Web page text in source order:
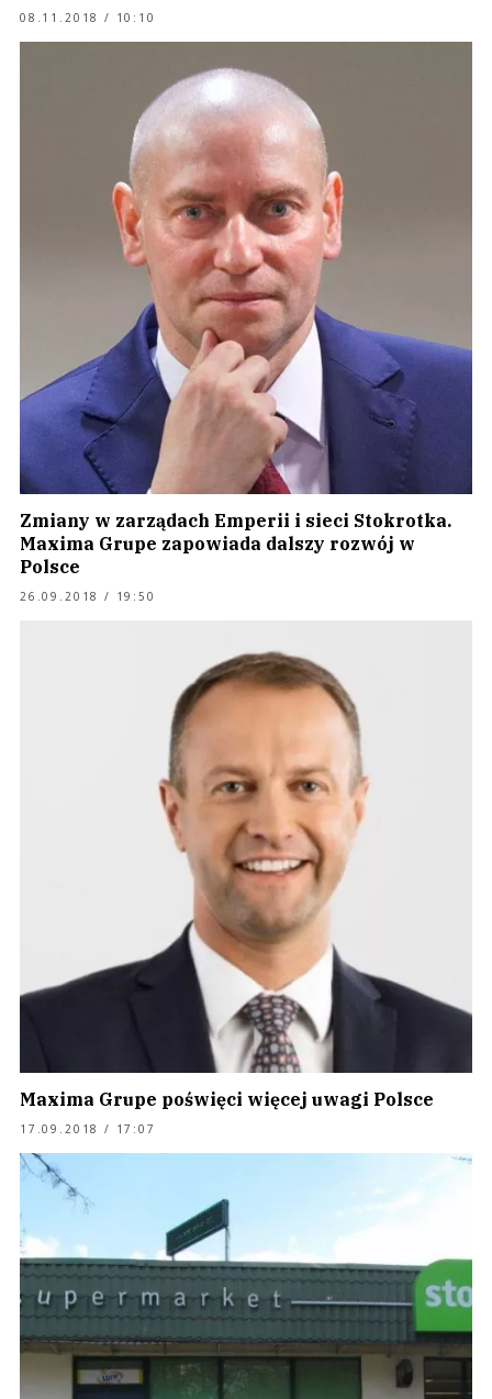
08.11.2018 / 10:10
Zmiany w zarządach Emperii i sieci Stokrotka.
Maxima Grupe zapowiada dalszy rozwój w
Polsce
26.09.2018 / 19:50
Maxima Grupe poświęci więcej uwagi Polsce
17.09.2018 / 17:07